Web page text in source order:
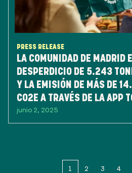
PRESS RELEASE
LA COMUNIDAD DE MADRID
DESPERDICIO DE 5.243
Y LA EMISIÓN DE MÁS DE
CO2E A TRAVÉS DE LA APP
junio 2, 2025
1 2 3 4